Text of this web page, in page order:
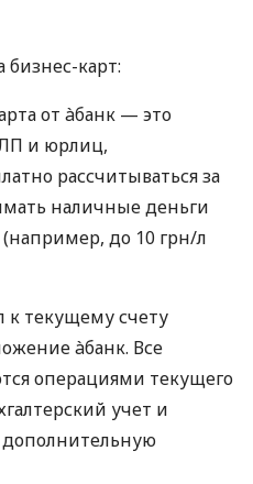
карт:
от àбанк — это
и юрлиц,
рассчитываться за
наличные деньги
до 10 грн/л
к текущему счету
àбанк. Все
операциями текущего
учет и